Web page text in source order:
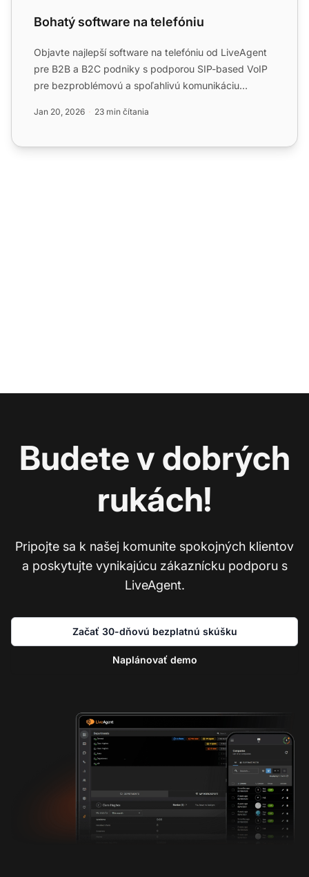
Bohatý software na telefóniu
Objavte najlepší software na telefóniu od LiveAgent
pre B2B a B2C podniky s podporou SIP-based VoIP
pre bezproblémovú a spoľahlivú komunikáciu
Jan 20, 2026 23 min čítania
Budete v dobrých
rukách!
Pripojte sa k našej komunite spokojných klientov
a poskytujte vynikajúcu zákaznícku podporu s
LiveAgent.
Začať 30-dňovú bezplatnú skúšku
Naplánovať demo